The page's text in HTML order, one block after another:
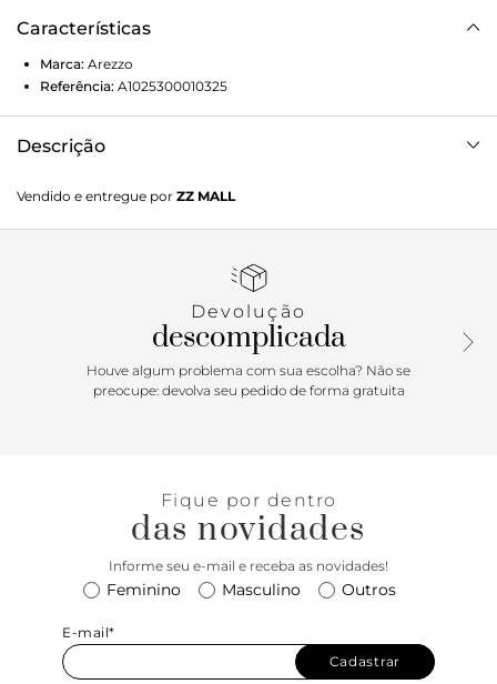
Características
Marca: Arezzo
Referência: A1025300010325
Descrição
ponta fina. Fechado, traz cabedal com recorte arredondado
na parte superior do pé e formato ajustado nas laterais.
Vendido e entregue por ZZ MALL
Devolução
descomplicada
Houve algum problema com sua escolha? Não se
preocupe: devolva seu pedido de forma gratuita
Fique por dentro
das novidades
Informe seu e-mail e receba as novidades!
Feminino Masculino Outros
E-mail*
Cadastrar